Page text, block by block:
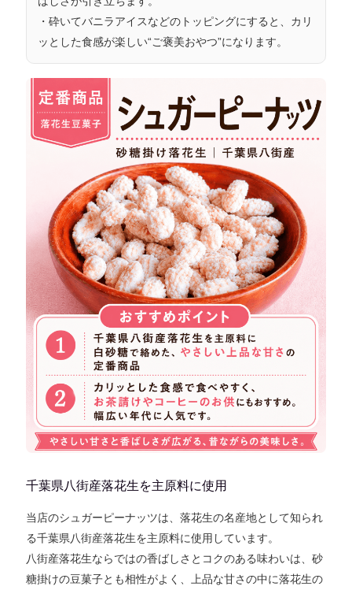
・砕いてバニラアイスなどのトッピングにすると、カリ
ッとした食感が楽しい“ご褒美おやつ”になります。
千葉県八街産落花生を主原料に使用
当店のシュガーピーナッツは、落花生の名産地として知られ
る千葉県八街産落花生を主原料に使用しています。
八街産落花生ならではの香ばしさとコクのある味わいは、砂
糖掛けの豆菓子とも相性がよく、上品な甘さの中に落花生の